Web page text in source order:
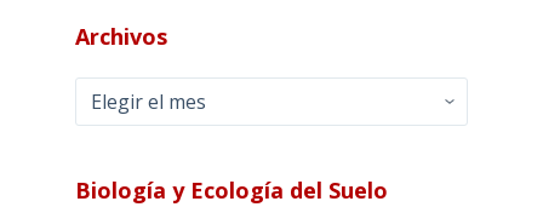
Archivos
Archivos
Biología y Ecología del Suelo